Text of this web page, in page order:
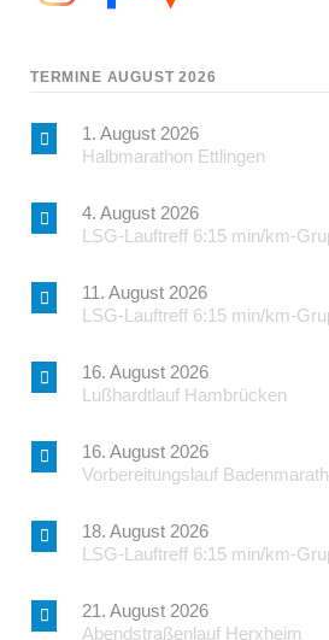
TERMINE AUGUST 2026
1. August 2026
Halbmarathon Ettlingen
4. August 2026
LSG-Lauftreff 6:15 min/km-
11. August 2026
LSG-Lauftreff 6:15 min/km-
16. August 2026
Lußhardtlauf Hambrücken
16. August 2026
Vorbereitungslauf
18. August 2026
LSG-Lauftreff 6:15 min/km-
21. August 2026
Abendstraßenlauf Herxheim